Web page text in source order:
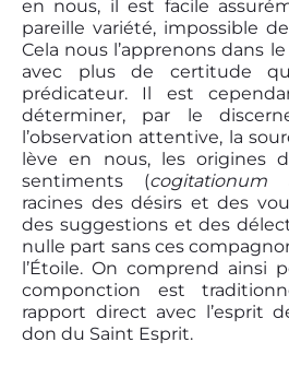
en nous, il est facile
pareille variété, impossible
Cela nous l’apprenons dans
avec plus de certitude
prédicateur. Il est
déterminer, par le
l’observation attentive, la
lève en nous, les origines
sentiments (cogitationum
racines des désirs et des
des suggestions et des
nulle part sans ces
l’Étoile. On comprend ainsi
componction est
rapport direct avec l’esprit
don du Saint Esprit.